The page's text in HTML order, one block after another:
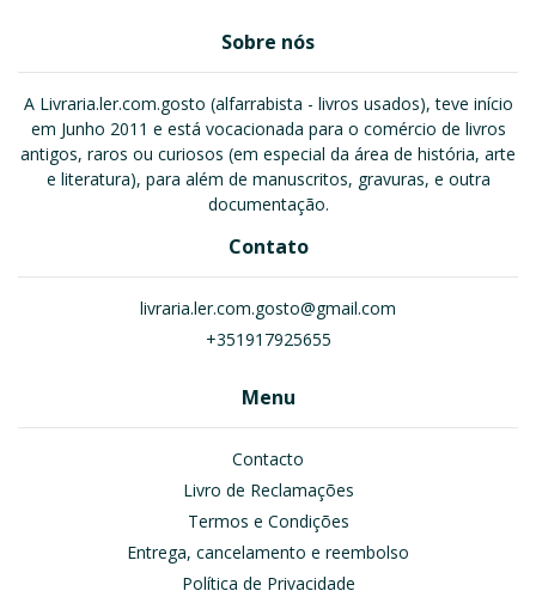
Sobre nós
A Livraria.ler.com.gosto (alfarrabista - livros usados), teve início
em Junho 2011 e está vocacionada para o comércio de livros
antigos, raros ou curiosos (em especial da área de história, arte
e literatura), para além de manuscritos, gravuras, e outra
documentação.
Contato
livraria.ler.com.gosto@gmail.com
+351917925655
Menu
Contacto
Livro de Reclamações
Termos e Condições
Entrega, cancelamento e reembolso
Política de Privacidade